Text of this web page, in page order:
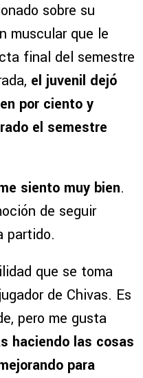
sobre su
muscular que le
final del semestre
el juvenil dejó
por ciento y
el semestre
siento muy bien.
de seguir
partido.
que se toma
de Chivas. Es
pero me gusta
haciendo las cosas
para